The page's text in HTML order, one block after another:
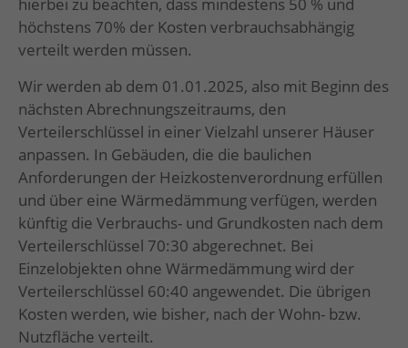
höchstens 70% der Kosten verbrauchsabhängig
verteilt werden müssen.
Wir werden ab dem 01.01.2025, also mit Beginn des
nächsten Abrechnungszeitraums, den
Verteilerschlüssel in einer Vielzahl unserer Häuser
anpassen. In Gebäuden, die die baulichen
Anforderungen der Heizkostenverordnung erfüllen
und über eine Wärmedämmung verfügen, werden
künftig die Verbrauchs- und Grundkosten nach dem
Verteilerschlüssel 70:30 abgerechnet. Bei
Einzelobjekten ohne Wärmedämmung wird der
Verteilerschlüssel 60:40 angewendet. Die übrigen
Kosten werden, wie bisher, nach der Wohn- bzw.
Nutzfläche verteilt.